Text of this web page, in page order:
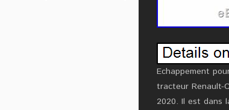
Echappement
tracteur Renault-
2020. Il est dans